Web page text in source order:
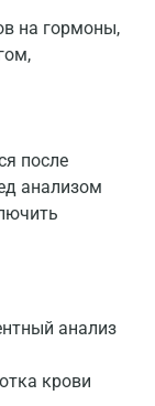
на гормоны,
после
анализом
анализ
крови